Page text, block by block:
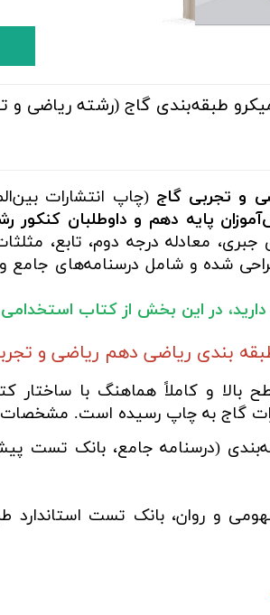
طبقه‌بندی گاج (رشته ریاضی و
و تجربی گاج (چاپ انتشارات
پایه دهم و داوطلبان
جبری، معادله درجه دوم، تابع،
شده و شامل درسنامه‌های جامع
دارید، در این بخش از کتاب
بندی ریاضی دهم ریاضی و
بالا و کاملاً هماهنگ با
گاج به چاپ رسیده است. مشخصات
(درسنامه جامع، بانک تست
و روان، بانک تست استاندارد